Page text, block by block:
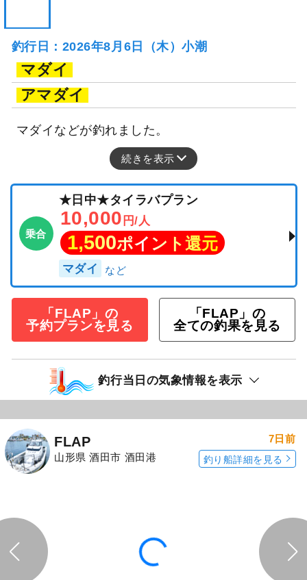
釣行日：2026年8月6日（木）小潮
マダイ
アマダイ
マダイなどが釣れました。
続きを表示
乗合
★日中★タイラバプラン
10,000 円/人
1,500ポイント還元
マダイ
「FLAP」の
予約プランを見る
「FLAP」の
全ての釣果を見る
釣行当日の気象情報を表示
FLAP
山形県 酒田市 酒田港
7日前
釣り船詳細を見る